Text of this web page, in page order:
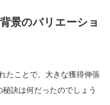
景のバリエーショ
たことで、大きな獲得伸張
訣は何だったのでしょう